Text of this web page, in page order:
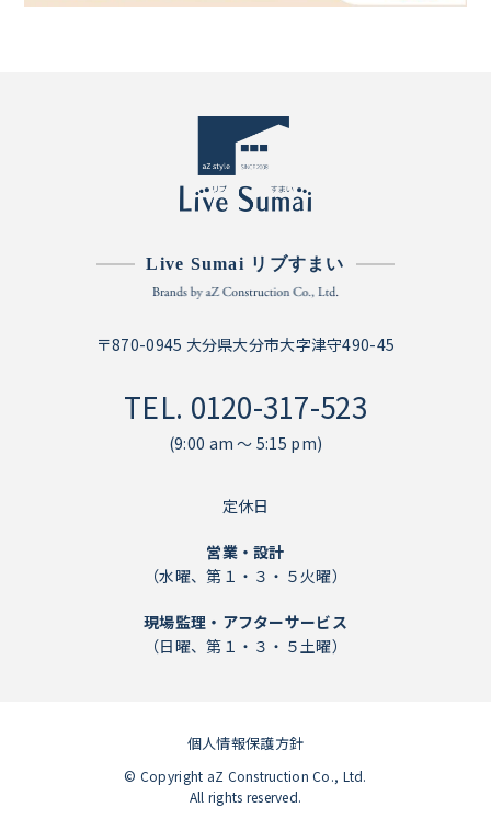
Live Sumai リブすまい
〒870-0945 大分県大分市大字津守490-45
TEL. 0120-317-523
(9:00 am ～ 5:15 pm)
定休日
営業・設計
（水曜、第１・３・５火曜）
現場監理・アフターサービス
（日曜、第１・３・５土曜）
個人情報保護方針
© Copyright aZ Construction Co., Ltd.
All rights reserved.